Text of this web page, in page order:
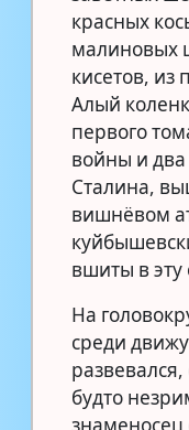
красных
малиновых
кисетов, из
Алый
первого
войны и
Сталина,
вишнёвом
вшиты в эту
На
среди
развевался,
будто